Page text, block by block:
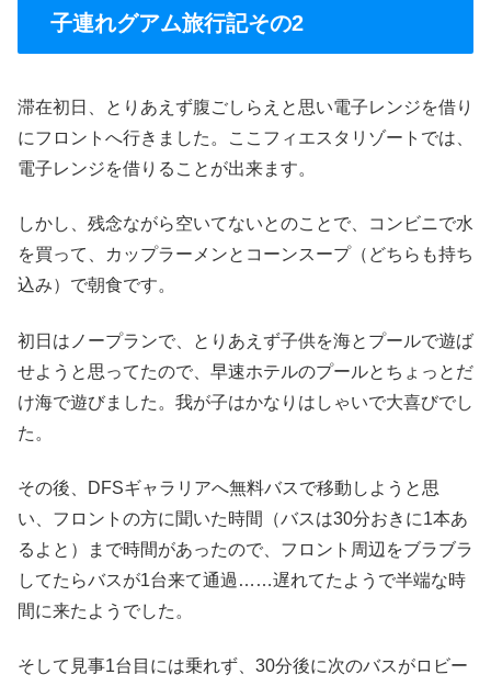
子連れグアム旅行記その2
滞在初日、とりあえず腹ごしらえと思い電子レンジを借り
にフロントへ行きました。ここフィエスタリゾートでは、
電子レンジを借りることが出来ます。
しかし、残念ながら空いてないとのことで、コンビニで水
を買って、カップラーメンとコーンスープ（どちらも持ち
込み）で朝食です。
初日はノープランで、とりあえず子供を海とプールで遊ば
せようと思ってたので、早速ホテルのプールとちょっとだ
け海で遊びました。我が子はかなりはしゃいで大喜びでし
た。
その後、DFSギャラリアへ無料バスで移動しようと思
い、フロントの方に聞いた時間（バスは30分おきに1本あ
るよと）まで時間があったので、フロント周辺をブラブラ
してたらバスが1台来て通過……遅れてたようで半端な時
間に来たようでした。
そして見事1台目には乗れず、30分後に次のバスがロビー